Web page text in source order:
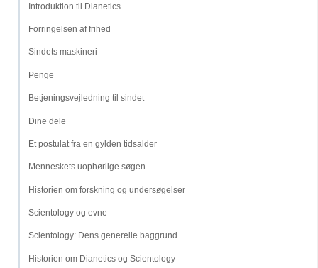
Introduktion til Dianetics
Forringelsen af frihed
Sindets maskineri
Penge
Betjeningsvejledning til sindet
Dine dele
Et postulat fra en gylden tidsalder
Menneskets uophørlige søgen
Historien om forskning og undersøgelser
Scientology og evne
Scientology: Dens generelle baggrund
Historien om Dianetics og Scientology